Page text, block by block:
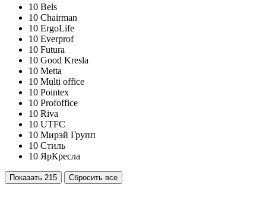
10 Bels
10 Chairman
10 ErgoLife
10 Everprof
10 Futura
10 Good Kresla
10 Metta
10 Multi office
10 Pointex
10 Profoffice
10 Riva
10 UTFC
10 Мирэй Групп
10 Стиль
10 ЯрКресла
Показать 215 Сбросить все